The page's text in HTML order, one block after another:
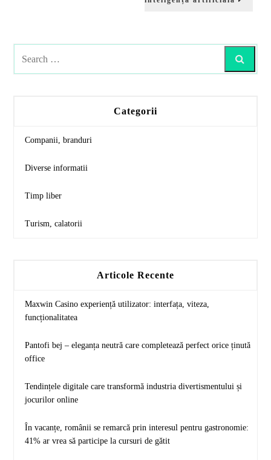
Categorii
Companii, branduri
Diverse informatii
Timp liber
Turism, calatorii
Articole Recente
Maxwin Casino experiență utilizator: interfața, viteza,
funcționalitatea
Pantofi bej – eleganța neutră care completează perfect orice ținută
office
Tendințele digitale care transformă industria divertismentului și
jocurilor online
În vacanțe, românii se remarcă prin interesul pentru gastronomie:
41% ar vrea să participe la cursuri de gătit